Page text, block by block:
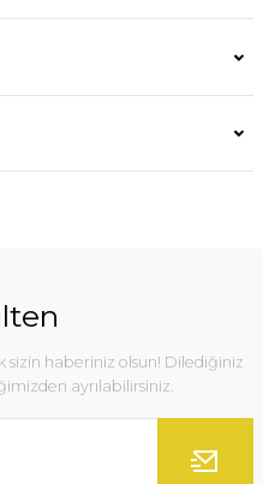
sizin haberiniz olsun! Dilediğiniz
ayrılabilirsiniz.